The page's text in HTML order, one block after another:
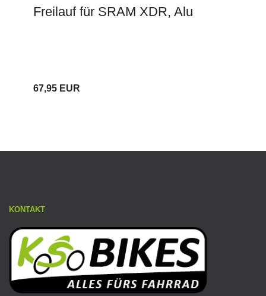
Freilauf für SRAM XDR, Alu
67,95 EUR
KONTAKT